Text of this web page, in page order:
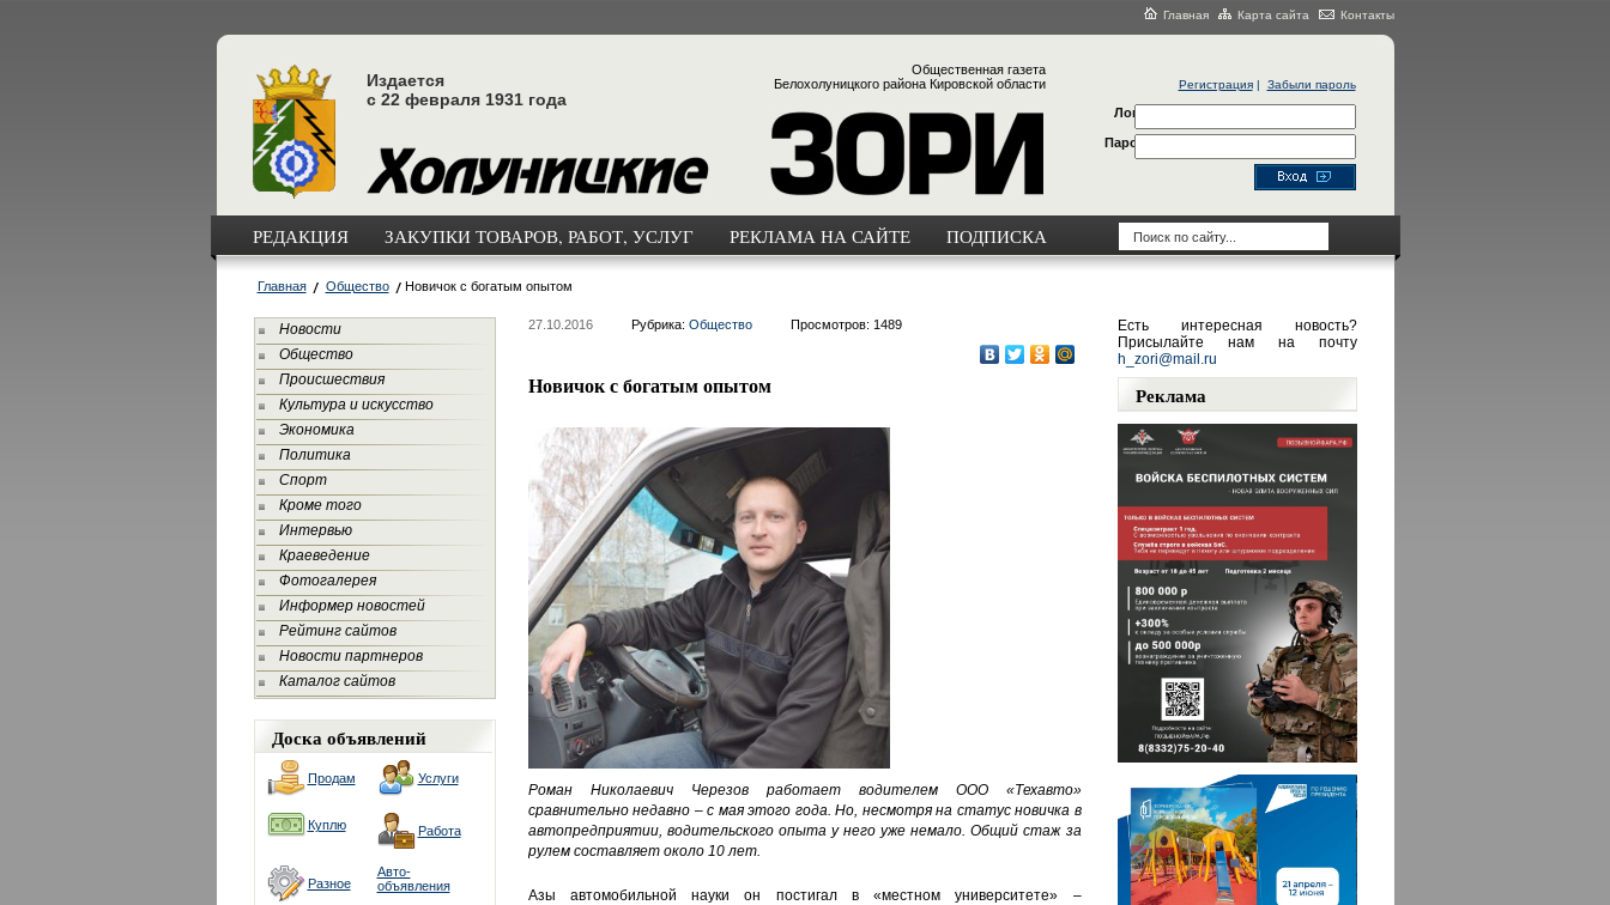
Главная Карта сайта Контакты
Издается
с 22 февраля 1931 года
Общественная газета
Белохолуницкого района Кировской области
Регистрация| Забыли пароль
Логин
Пароль
РЕДАКЦИЯ ЗАКУПКИ ТОВАРОВ, РАБОТ, УСЛУГ РЕКЛАМА НА САЙТЕ ПОДПИСКА
Главная Общество Новичок с богатым опытом
Новости
Общество
Происшествия
Культура и искусство
Экономика
Политика
Спорт
Кроме того
Интервью
Краеведение
Фотогалерея
Информер новостей
Рейтинг сайтов
Новости партнеров
Каталог сайтов
Доска объявлений
Продам Услуги
Куплю Работа
Разное
Авто-
объявления
27.10.2016 Рубрика: Общество Просмотров: 1489
Новичок с богатым опытом
Роман Николаевич Черезов работает водителем ООО «Техавто»
сравнительно недавно – с мая этого года. Но, несмотря на статус новичка в
автопредприятии, водительского опыта у него уже немало. Общий стаж за
рулем составляет около 10 лет.
Азы автомобильной науки он постигал в «местном университете» –
Есть интересная новость?
Присылайте нам на почту
h_zori@mail.ru
Реклама